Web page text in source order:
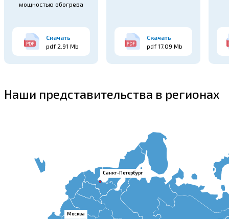
мощностью обогрева
Скачать
pdf 2.91 Mb
Скачать
pdf 17.09 Mb
Наши представительства в регионах